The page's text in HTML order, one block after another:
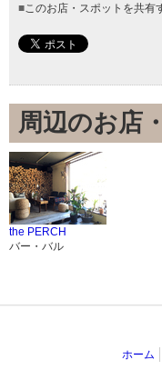
■ このお店・スポットを共有
周辺のお店
the PERCH
バー・バル
ホーム